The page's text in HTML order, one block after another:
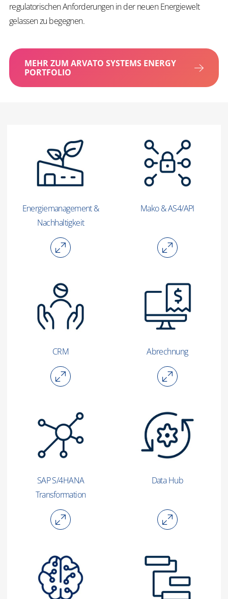
regulatorischen Anforderungen in der neuen Energiewelt
gelassen zu begegnen.
MEHR ZUM ARVATO SYSTEMS ENERGY
PORTFOLIO
Energiemanagement &
Nachhaltigkeit
Mako & AS4/API
CRM Abrechnung
SAP S/4HANA
Transformation
Data Hub